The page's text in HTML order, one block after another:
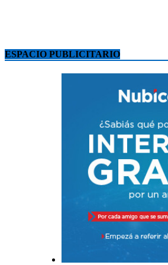
ESPACIO PUBLICITARIO